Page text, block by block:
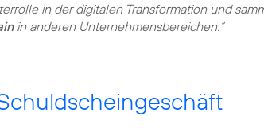
in der digitalen Transformation und
in anderen Unternehmensbereichen.“